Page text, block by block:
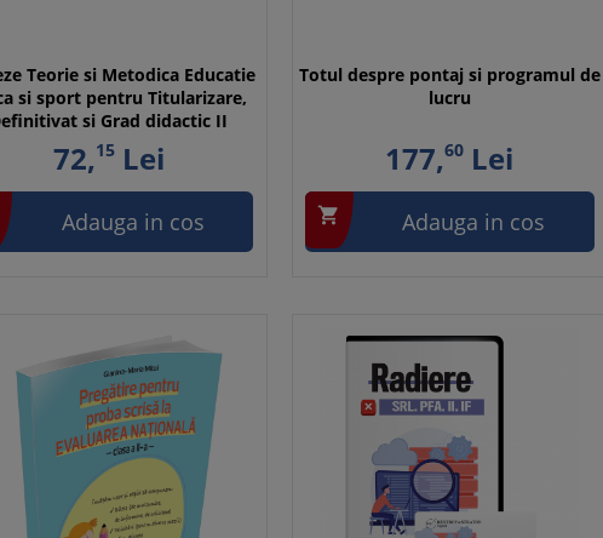
Teorie si Metodica Educatie
si sport pentru Titularizare,
si Grad didactic II
72,15Lei
Adauga in cos
Totul despre pontaj si programul de
lucru
177,60 Lei
 Adauga in cos